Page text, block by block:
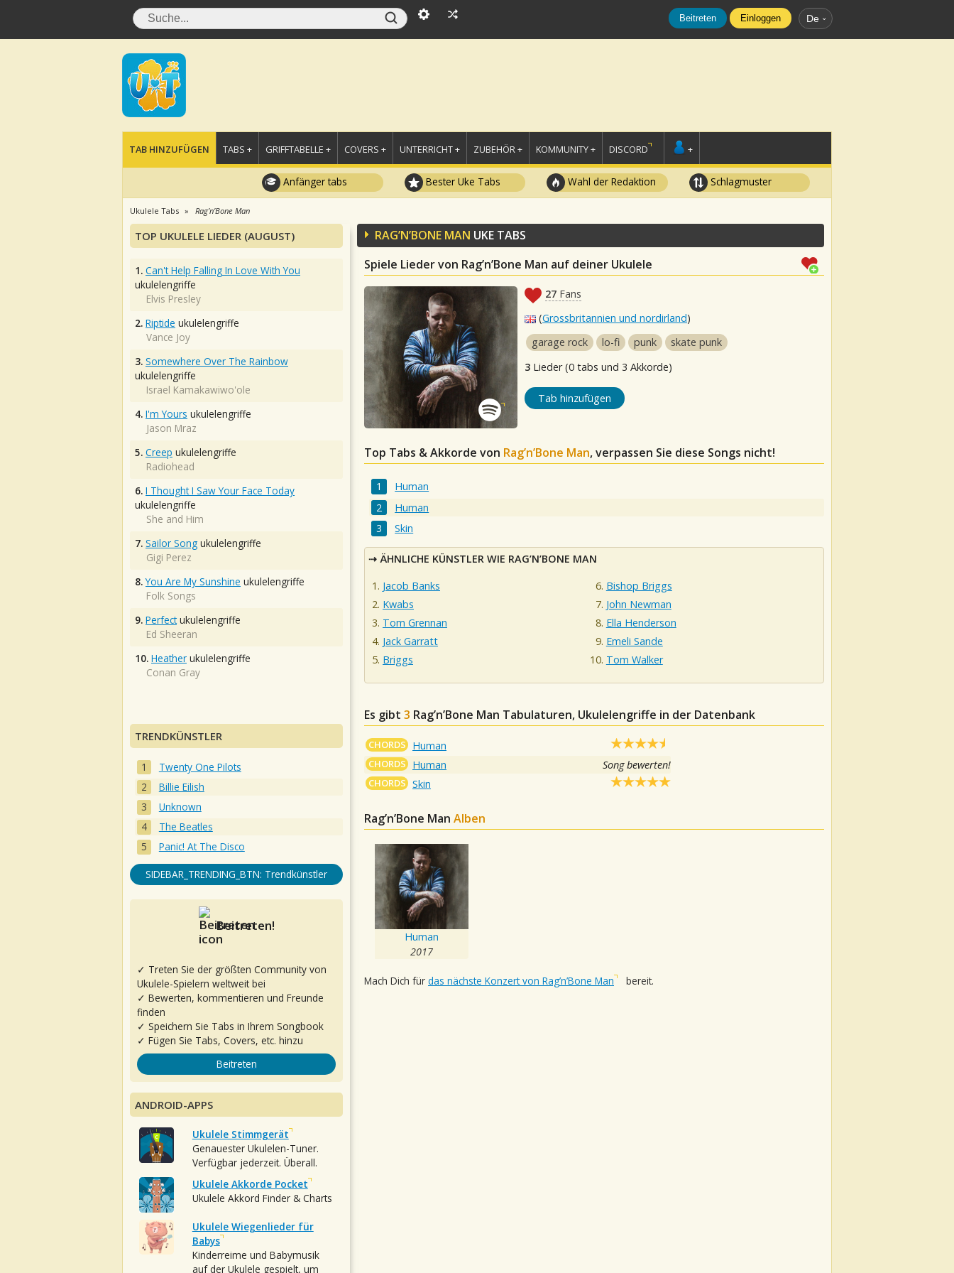
Beitreten Einloggen De
TAB HINZUFÜGEN TABS + GRIFFTABELLE + COVERS + UNTERRICHT + ZUBEHÖR + KOMMUNITY + DISCORD +
Anfänger tabs Bester Uke Tabs Wahl der Redaktion Schlagmuster
Ukulele Tabs Rag’n’Bone Man
RAG’N’BONE MAN UKE TABS
Spiele Lieder von Rag’n’Bone Man auf deiner Ukulele
27 Fans
(Grossbritannien und nordirland)
garage rock
lo-fi punk
skate punk
3 Lieder (0 tabs und 3 Akkorde)
Tab hinzufügen
Top Tabs & Akkorde von Rag’n’Bone Man, verpassen Sie diese Songs nicht!
Human
Human
Skin
ÄHNLICHE KÜNSTLER WIE RAG’N’BONE MAN
Jacob Banks
Kwabs
Tom Grennan
Jack Garratt
Briggs
Bishop Briggs
John Newman
Ella Henderson
Emeli Sande
Tom Walker
Es gibt 3 Rag’n’Bone Man Tabulaturen, Ukulelengriffe in der Datenbank
CHORDS Human
CHORDS Human Song bewerten!
CHORDS Skin
Rag’n’Bone Man Alben
Human
2017
Mach Dich für das nächste Konzert von Rag’n’Bone Man bereit.
TOP UKULELE LIEDER (AUGUST)
1. Can't Help Falling In Love With You
ukulelengriffe
Elvis Presley
2. Riptide ukulelengriffe
Vance Joy
3. Somewhere Over The Rainbow
ukulelengriffe
Israel Kamakawiwo'ole
4. I'm Yours ukulelengriffe
Jason Mraz
5. Creep ukulelengriffe
Radiohead
6. I Thought I Saw Your Face Today
ukulelengriffe
She and Him
7. Sailor Song ukulelengriffe
Gigi Perez
8. You Are My Sunshine ukulelengriffe
Folk Songs
9. Perfectukulelengriffe
Ed Sheeran
10. Heather ukulelengriffe
Conan Gray
TRENDKÜNSTLER
Twenty One Pilots
Billie Eilish
Unknown
The Beatles
Panic! At The Disco
SIDEBAR_TRENDING_BTN: Trendkünstler
Beitreten!
✓ Treten Sie der größten Community von
Ukulele-Spielern weltweit bei
✓ Bewerten, kommentieren und Freunde
finden
✓ Speichern Sie Tabs in Ihrem Songbook
✓ Fügen Sie Tabs, Covers, etc. hinzu
Beitreten
ANDROID-APPS
Ukulele Stimmgerät
Genauester Ukulelen-Tuner.
Verfügbar jederzeit. Überall.
Ukulele Akkorde Pocket
Ukulele Akkord Finder & Charts
Ukulele Wiegenlieder für
Babys
Kinderreime und Babymusik
auf der Ukulele gespielt, um